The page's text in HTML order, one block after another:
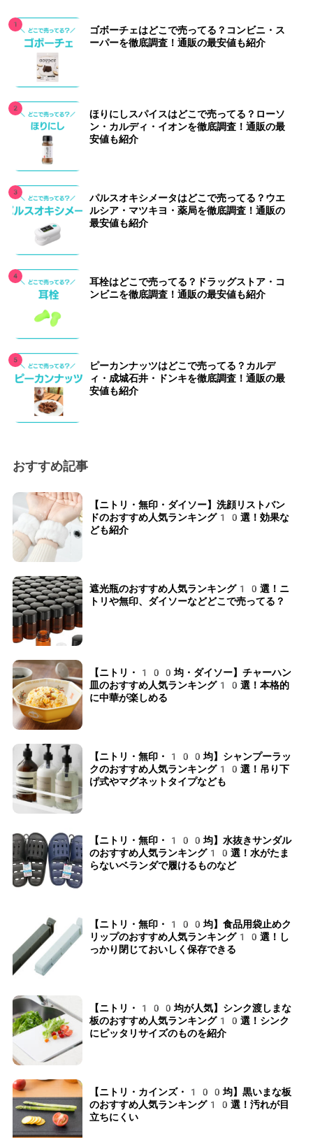
ゴボーチェはどこで売ってる？コンビニ・ス
ーパーを徹底調査！通販の最安値も紹介
ほりにしスパイスはどこで売ってる？ローソ
ン・カルディ・イオンを徹底調査！通販の最
安値も紹介
パルスオキシメータはどこで売ってる？ウエ
ルシア・マツキヨ・薬局を徹底調査！通販の
最安値も紹介
耳栓はどこで売ってる？ドラッグストア・コ
ンビニを徹底調査！通販の最安値も紹介
ピーカンナッツはどこで売ってる？カルデ
ィ・成城石井・ドンキを徹底調査！通販の最
安値も紹介
おすすめ記事
【ニトリ・無印・ダイソー】洗顔リストバン
ドのおすすめ人気ランキング10選！効果な
ども紹介
遮光瓶のおすすめ人気ランキング10選！ニ
トリや無印、ダイソーなどどこで売ってる？
【ニトリ・100均・ダイソー】チャーハン
皿のおすすめ人気ランキング10選！本格的
に中華が楽しめる
【ニトリ・無印・100均】シャンプーラッ
クのおすすめ人気ランキング10選！吊り下
げ式やマグネットタイプなども
【ニトリ・無印・100均】水抜きサンダル
のおすすめ人気ランキング10選！水がたま
らないベランダで履けるものなど
【ニトリ・無印・100均】食品用袋止めク
リップのおすすめ人気ランキング10選！し
っかり閉じておいしく保存できる
【ニトリ・100均が人気】シンク渡しまな
板のおすすめ人気ランキング10選！シンク
にピッタリサイズのものを紹介
【ニトリ・カインズ・100均】黒いまな板
のおすすめ人気ランキング10選！汚れが目
立ちにくい